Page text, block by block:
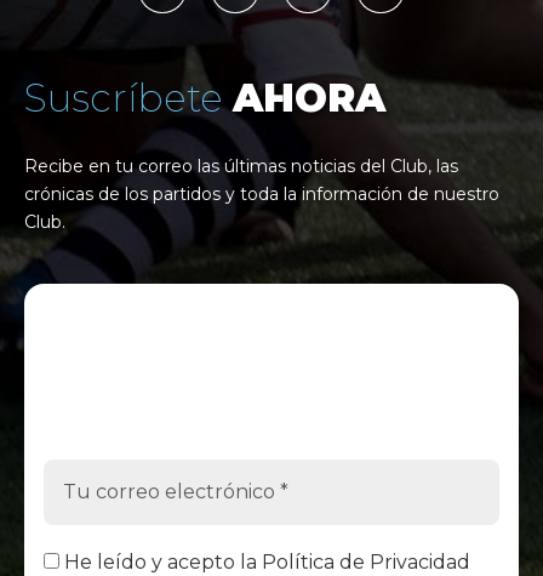
SuscríbeteAHORA
Recibe en tu correo las últimas noticias del Club, las
crónicas de los partidos y toda la información de nuestro
Club.
He leído y acepto la Política de Privacidad